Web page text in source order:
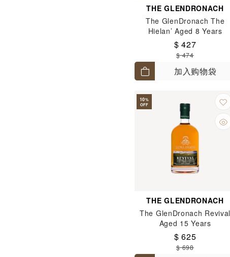
THE GLENDRONACH
The GlenDronach The
Hielan’ Aged 8 Years
$ 427
$ 474
加入购物袋
10%
OFF
THE GLENDRONACH
The GlenDronach Revival
Aged 15 Years
$ 625
$ 698